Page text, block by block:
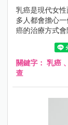
乳癌是現代女
多人都會擔心
癌的治療方式
畫的關鍵指標之
關鍵字： 乳癌 、
查